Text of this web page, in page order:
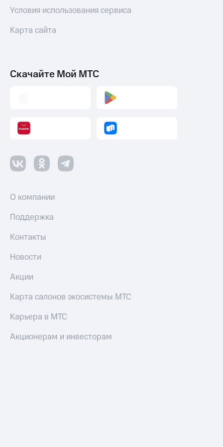
Условия использования сервиса
Карта сайта
Скачайте Мой МТС
О компании
Поддержка
Контакты
Новости
Акции
Карта салонов экосистемы МТС
Карьера в МТС
Акционерам и инвесторам